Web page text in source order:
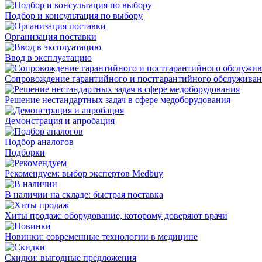
Подбор и консультация по выбору
Организация поставки
Ввод в эксплуатацию
Сопровождение гарантийного и постгарантийного
Решение нестандартных задач в сфере медоборудования
Демонстрация и апробация
Подбор аналогов
Подборки
Рекомендуем: выбор экспертов Medbuy
В наличии на складе: быстрая поставка
Хиты продаж: оборудование, которому доверяют врачи
Новинки: современные технологии в медицине
Скидки: выгодные предложения